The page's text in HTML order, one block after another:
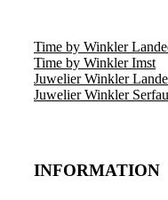
Time by Winkler
Time by Winkler Imst
Juwelier Winkler
Juwelier Winkler
INFORMATION